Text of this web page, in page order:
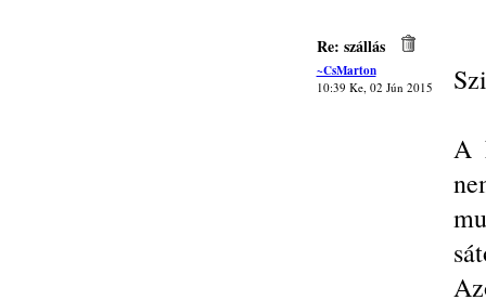
Re: szállás
~CsMarton
10:39 Ke, 02 Jún 2015
A